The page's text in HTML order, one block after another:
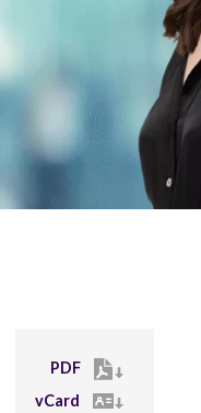
PDF
vCard